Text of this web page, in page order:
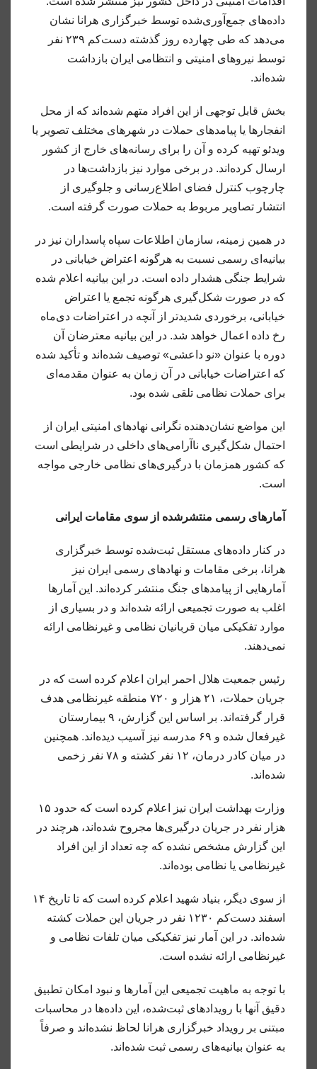
داده‌های جمع‌آوری‌شده توسط خبرگزاری هرانا نشان
می‌دهد که طی چهارده روز گذشته دست‌کم ۲۳۹ نفر
توسط نیروهای امنیتی و انتظامی ایران بازداشت
شده‌اند.
بخش قابل توجهی از این افراد متهم شده‌اند که از محل
انفجارها یا پیامدهای حملات در شهرهای مختلف تصویر یا
ویدئو تهیه کرده و آن را برای رسانه‌های خارج از کشور
ارسال کرده‌اند. در برخی موارد نیز بازداشت‌ها در
چارچوب کنترل فضای اطلاع‌رسانی و جلوگیری از
انتشار تصاویر مربوط به حملات صورت گرفته است.
در همین زمینه، سازمان اطلاعات سپاه پاسداران نیز در
بیانیه‌ای رسمی نسبت به هرگونه اعتراض خیابانی در
شرایط جنگی هشدار داده است. در این بیانیه اعلام شده
که در صورت شکل‌گیری هرگونه تجمع یا اعتراض
خیابانی، برخوردی شدیدتر از آنچه در اعتراضات دی‌ماه
رخ داده اعمال خواهد شد. در این بیانیه معترضان آن
دوره با عنوان «نو داعشی» توصیف شده‌اند و تأکید شده
که اعتراضات خیابانی در آن زمان به عنوان مقدمه‌ای
برای حملات نظامی تلقی شده بود.
این مواضع نشان‌دهنده نگرانی نهادهای امنیتی ایران از
احتمال شکل‌گیری ناآرامی‌های داخلی در شرایطی است
که کشور همزمان با درگیری‌های نظامی خارجی مواجه
است.
آمارهای رسمی منتشرشده از سوی مقامات ایرانی
در کنار داده‌های مستقل ثبت‌شده توسط خبرگزاری
هرانا، برخی مقامات و نهادهای رسمی ایران نیز
آمارهایی از پیامدهای جنگ منتشر کرده‌اند. این آمارها
اغلب به صورت تجمیعی ارائه شده‌اند و در بسیاری از
موارد تفکیکی میان قربانیان نظامی و غیرنظامی ارائه
نمی‌دهند.
رئیس جمعیت هلال احمر ایران اعلام کرده است که در
جریان حملات، ۲۱ هزار و ۷۲۰ منطقه غیرنظامی هدف
قرار گرفته‌اند. بر اساس این گزارش، ۹ بیمارستان
غیرفعال شده و ۶۹ مدرسه نیز آسیب دیده‌اند. همچنین
در میان کادر درمان، ۱۲ نفر کشته و ۷۸ نفر زخمی
شده‌اند.
وزارت بهداشت ایران نیز اعلام کرده است که حدود ۱۵
هزار نفر در جریان درگیری‌ها مجروح شده‌اند، هرچند در
این گزارش مشخص نشده که چه تعداد از این افراد
غیرنظامی یا نظامی بوده‌اند.
از سوی دیگر، بنیاد شهید اعلام کرده است که تا تاریخ ۱۴
اسفند دست‌کم ۱۲۳۰ نفر در جریان این حملات کشته
شده‌اند. در این آمار نیز تفکیکی میان تلفات نظامی و
غیرنظامی ارائه نشده است.
با توجه به ماهیت تجمیعی این آمارها و نبود امکان تطبیق
دقیق آنها با رویدادهای ثبت‌شده، این داده‌ها در محاسبات
مبتنی بر رویداد خبرگزاری هرانا لحاظ نشده‌اند و صرفاً
به عنوان بیانیه‌های رسمی ثبت شده‌اند.